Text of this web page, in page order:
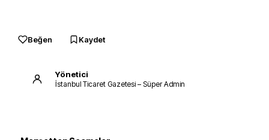
Beğen Kaydet
Yönetici
İstanbul Ticaret Gazetesi – Süper Admin